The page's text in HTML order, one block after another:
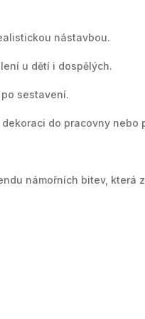
nástavbou.
u dětí i dospělých.
sestavení.
do pracovny nebo
námořních bitev, která